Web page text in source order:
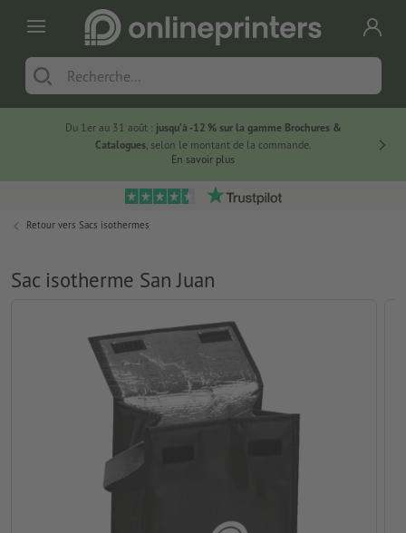
Du 1er au 31 août : jusqu’à -12 % sur la gamme Brochures &
Catalogues, selon le montant de la commande.
En savoir plus
Retour vers Sacs isothermes
Sac isotherme San Juan